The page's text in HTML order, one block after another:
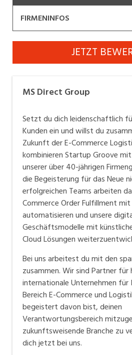
Produktion
Informatik,
Kaufm. Berufe,
Mechanik, Elektronik,
Medizin,
Verkauf, Handel,
Aussendienst
Sicherheit, Rettung, Polizei,
FIRMENINFOS
MS Direct Group
MS Direct Group– We help
Die MS Direct Group ist eine
innovative Schweizer
1'000 Mitarbeitenden. Seit
die Leidenschaft in uns,
Kontakt zu begeistern. Mit
Services verhelfen wir Kunden
Bereichen E-Commerce
Services, Campaigning & Data
Printmanagement und Direct
Kunden der zur Gruppe
MS Direct AG, DialogWorld AG,
brain’print GmbH zählen sowohl
etablierte KMU’s und
Organisationen.
Mit Leidenschaft und Ambition
Begeisterung der Kunden -
JETZT
MS Direct Group
Setzt du dich leidenschaftlich
Kunden ein und willst du
Zukunft der E-Commerce
kombinieren Startup Groove
unserer über 40-jährigen
die Begeisterung für das Neue
erfolgreichen Teams arbeiten
Commerce Order Fulfillment
automatisieren und unsere
Geschäftsmodelle mit
Cloud Lösungen
Bei uns arbeitest du mit den
zusammen. Wir sind Partner für
internationale Unternehmen für
Bereich E-Commerce und
begeistert davon bist, deinen
Verantwortungsbereich
zukunftsweisende Branche zu
dich jetzt bei uns.